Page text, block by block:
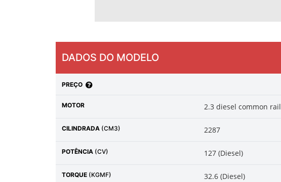
DADOS DO MODELO
PREÇO
MOTOR 2.3 diesel common rail
CILINDRADA (CM3) 2287
POTÊNCIA (CV) 127 (Diesel)
TORQUE (KGMF) 32.6 (Diesel)